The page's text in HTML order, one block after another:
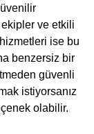
ekipler ve etkili
ise bu
benzersiz bir
güvenli
istiyorsanız
olabilir.